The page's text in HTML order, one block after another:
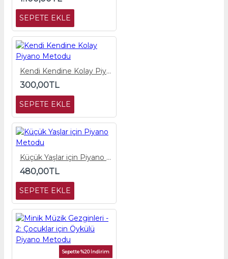
SEPETE EKLE
Kendi Kendine Kolay Piyano Metodu
300,00TL
SEPETE EKLE
Küçük Yaşlar için Piyano Metodu
480,00TL
SEPETE EKLE
Sepette %20 İndirim